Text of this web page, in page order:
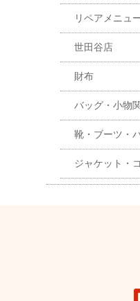
リペアメニュ
世田谷店
財布
バッグ・小物
靴・ブーツ・
ジャケット・